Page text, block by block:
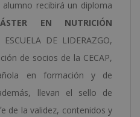
recibirá un diploma
EN NUTRICIÓN
DE LIDERAZGO,
de socios de la CECAP,
en formación y de
llevan el sello de
de la validez, contenidos y